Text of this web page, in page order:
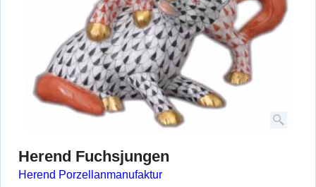
Herend Fuchsjungen
Herend Porzellanmanufaktur